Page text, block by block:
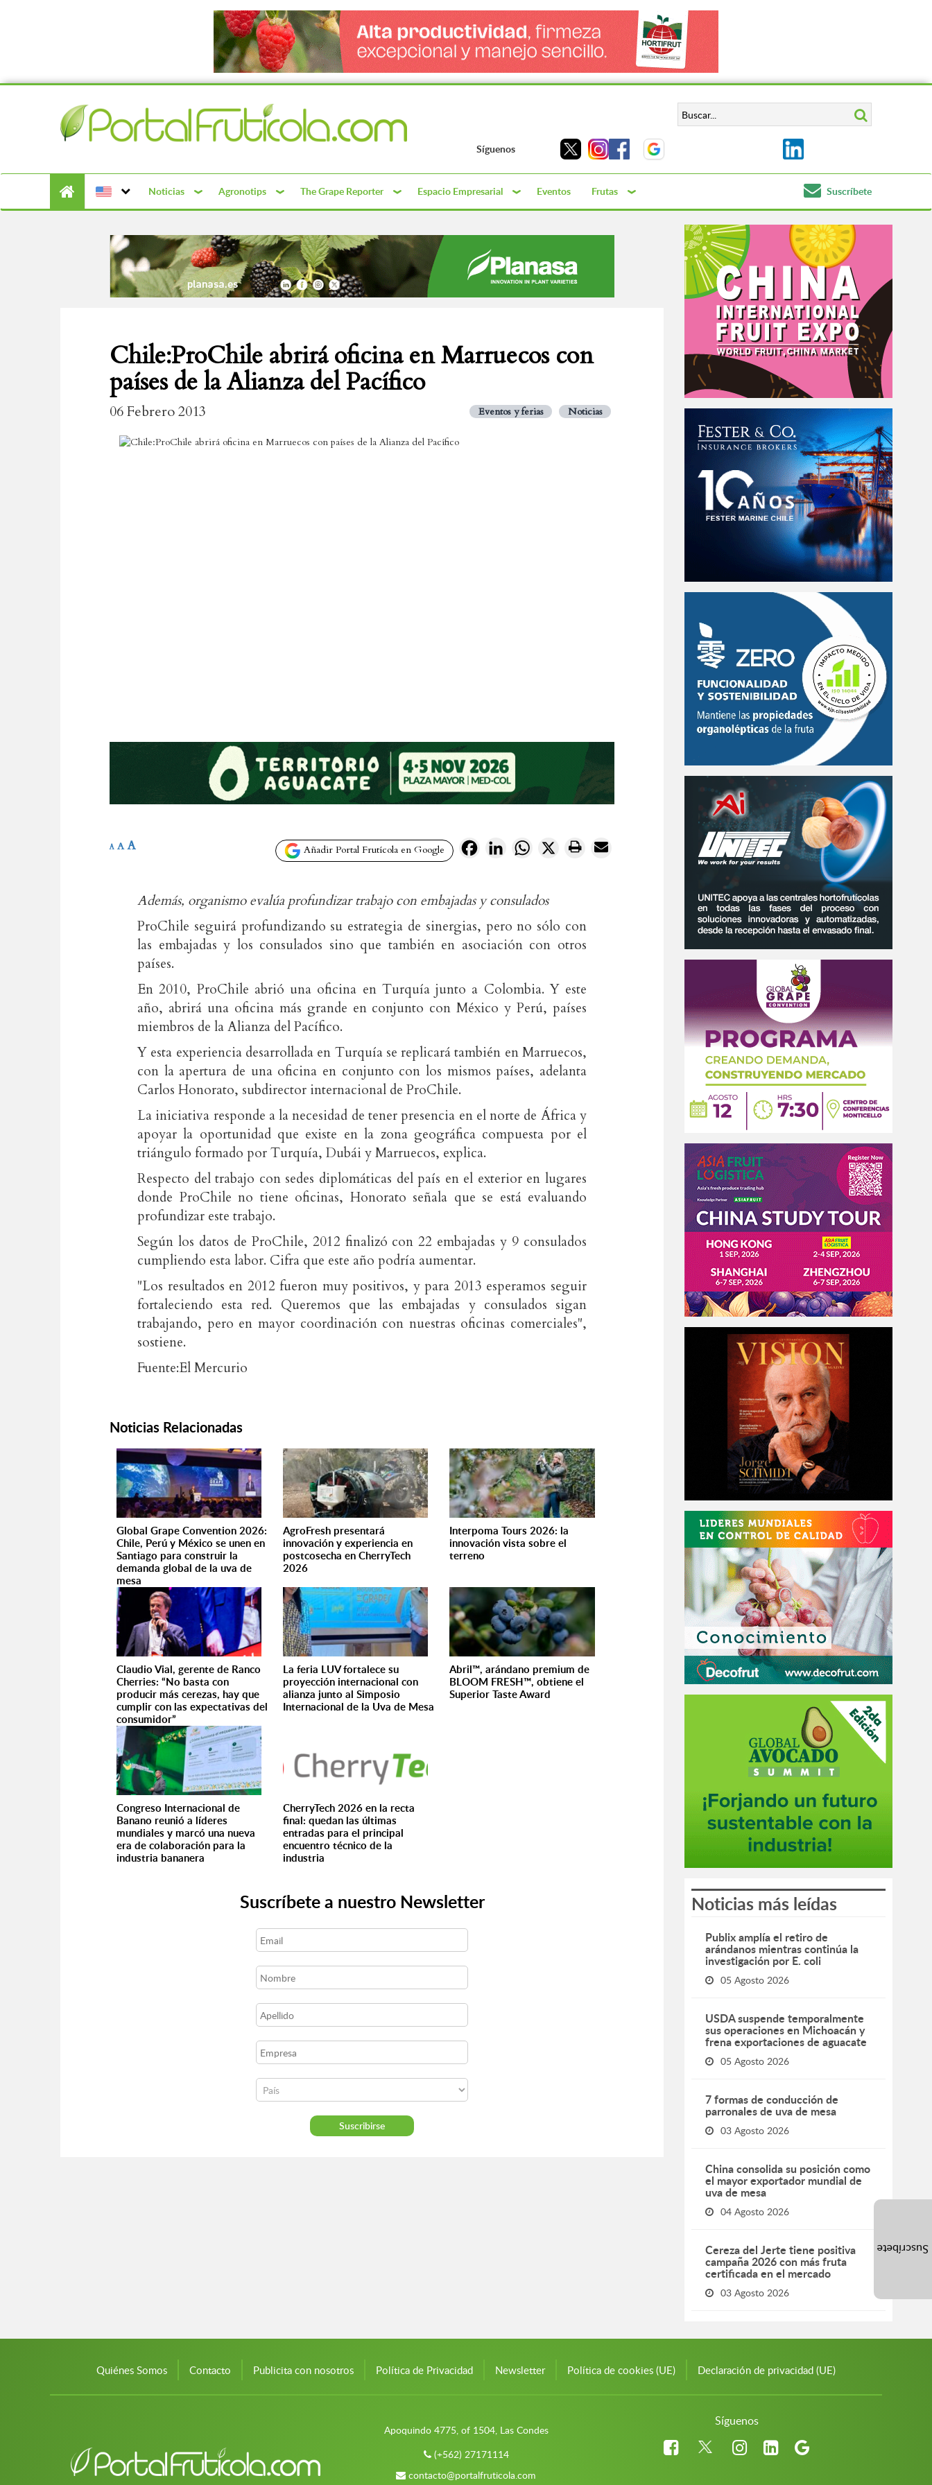
Síguenos
Noticias Agronotips The Grape Reporter Espacio Empresarial Eventos Frutas Suscríbete
Chile:ProChile abrirá oficina en Marruecos con
países de la Alianza del Pacífico
06 Febrero 2013 Eventos y ferias Noticias
Añadir Portal Frutícola en Google FacebookLinkedInWhatsApp
X
A A A
Además, organismo evalúa profundizar trabajo con embajadas y consulados
ProChile seguirá profundizando su estrategia de sinergias, pero no sólo con
las embajadas y los consulados sino que también en asociación con otros
países.
En 2010, ProChile abrió una oficina en Turquía junto a Colombia. Y este
año, abrirá una oficina más grande en conjunto con México y Perú, países
miembros de la Alianza del Pacífico.
Y esta experiencia desarrollada en Turquía se replicará también en Marruecos,
con la apertura de una oficina en conjunto con los mismos países, adelanta
Carlos Honorato, subdirector internacional de ProChile.
La iniciativa responde a la necesidad de tener presencia en el norte de África y
apoyar la oportunidad que existe en la zona geográfica compuesta por el
triángulo formado por Turquía, Dubái y Marruecos, explica.
Respecto del trabajo con sedes diplomáticas del país en el exterior en lugares
donde ProChile no tiene oficinas, Honorato señala que se está evaluando
profundizar este trabajo.
Según los datos de ProChile, 2012 finalizó con 22 embajadas y 9 consulados
cumpliendo esta labor. Cifra que este año podría aumentar.
"Los resultados en 2012 fueron muy positivos, y para 2013 esperamos seguir
fortaleciendo esta red. Queremos que las embajadas y consulados sigan
trabajando, pero en mayor coordinación con nuestras oficinas comerciales",
sostiene.
Fuente:El Mercurio
Noticias Relacionadas
Global Grape Convention 2026:
Chile, Perú y México se unen en
Santiago para construir la
demanda global de la uva de
mesa
AgroFresh presentará
innovación y experiencia en
postcosecha en CherryTech
2026
Interpoma Tours 2026: la
innovación vista sobre el
terreno
Claudio Vial, gerente de Ranco
Cherries: “No basta con
producir más cerezas, hay que
cumplir con las expectativas del
consumidor”
La feria LUV fortalece su
proyección internacional con
alianza junto al Simposio
Internacional de la Uva de Mesa
Abril™, arándano premium de
BLOOM FRESH™, obtiene el
Superior Taste Award
Congreso Internacional de
Banano reunió a líderes
mundiales y marcó una nueva
era de colaboración para la
industria bananera
CherryTech 2026 en la recta
final: quedan las últimas
entradas para el principal
encuentro técnico de la
industria
Suscríbete a nuestro Newsletter Noticias más leídas
Publix amplía el retiro de
arándanos mientras continúa la
investigación por E. coli
05 Agosto 2026
USDA suspende temporalmente
sus operaciones en Michoacán y
frena exportaciones de aguacate
05 Agosto 2026
7 formas de conducción de
parronales de uva de mesa
03 Agosto 2026
China consolida su posición como
el mayor exportador mundial de
uva de mesa
04 Agosto 2026
Cereza del Jerte tiene positiva
campaña 2026 con más fruta
certificada en el mercado
03 Agosto 2026
Quiénes Somos Contacto Publicita con nosotros Política de Privacidad Newsletter Política de cookies (UE) Declaración de privacidad (UE)
Apoquindo 4775, of 1504, Las Condes
(+562) 27171114
contacto@portalfruticola.com
Síguenos
Suscríbete